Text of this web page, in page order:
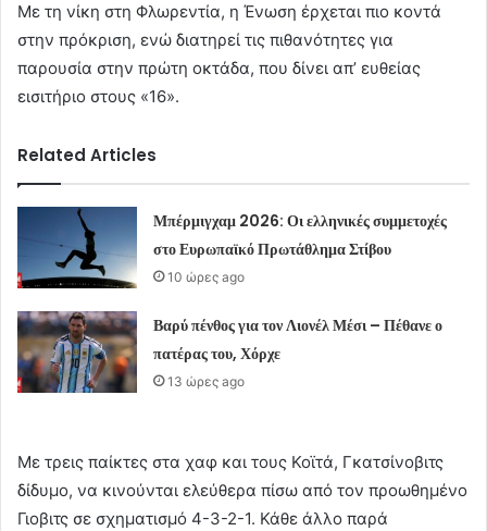
Με τη νίκη στη Φλωρεντία, η Ένωση έρχεται πιο κοντά
στην πρόκριση, ενώ διατηρεί τις πιθανότητες για
παρουσία στην πρώτη οκτάδα, που δίνει απ’ ευθείας
εισιτήριο στους «16».
Related Articles
Μπέρμιγχαμ 2026: Οι ελληνικές συμμετοχές
στο Ευρωπαϊκό Πρωτάθλημα Στίβου
10 ώρες ago
Βαρύ πένθος για τον Λιονέλ Μέσι – Πέθανε ο
πατέρας του, Χόρχε
13 ώρες ago
Με τρεις παίκτες στα χαφ και τους Κοϊτά, Γκατσίνοβιτς
δίδυμο, να κινούνται ελεύθερα πίσω από τον προωθημένο
Γιοβιτς σε σχηματισμό 4-3-2-1. Κάθε άλλο παρά